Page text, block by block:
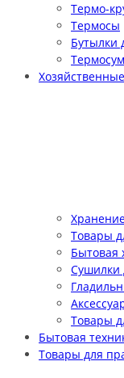
Термо-
Термосы
Бутылки
Товары
Бытовая
Сушилки
Товары
Бытовая
Товары для